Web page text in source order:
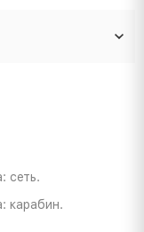
сеть.
карабин.